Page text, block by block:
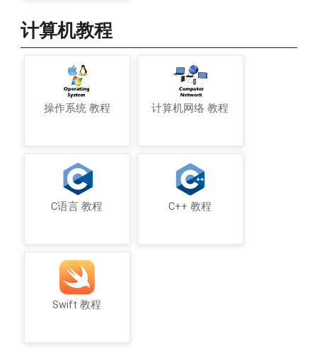
计算机教程
操作系统 教程 计算机网络 教程
C语言 教程 C++ 教程
Swift 教程